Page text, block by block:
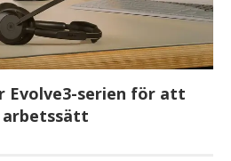
Evolve3-serien för att